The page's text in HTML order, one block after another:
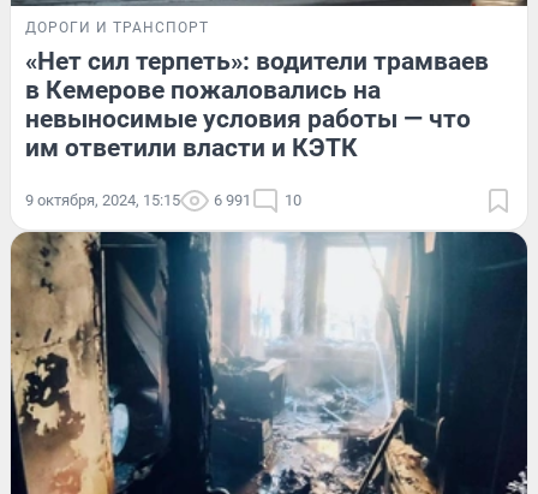
ДОРОГИ И ТРАНСПОРТ
«Нет сил терпеть»: водители трамваев
в Кемерове пожаловались на
невыносимые условия работы — что
им ответили власти и КЭТК
9 октября, 2024, 15:15 6 991 10